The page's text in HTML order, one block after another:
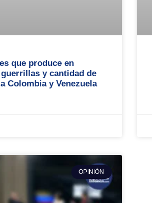
que produce en
y cantidad de
Colombia y Venezuela
OPINIÓN